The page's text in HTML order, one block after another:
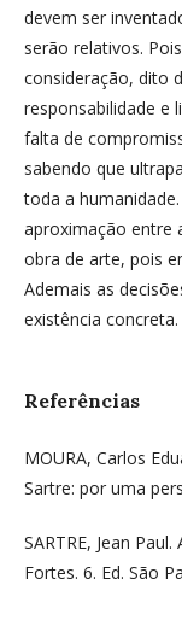
devem ser
serão relativos.
consideração, dito
responsabilidade e
falta de
sabendo que
toda a
aproximação entre
obra de arte, pois
Ademais as
existência concreta.
Referências
MOURA, Carlos
Sartre: por uma
SARTRE, Jean
Fortes. 6. Ed. São